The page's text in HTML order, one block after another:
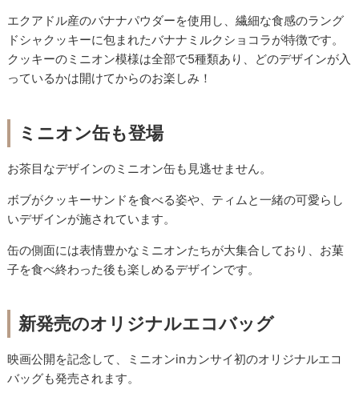
エクアドル産のバナナパウダーを使用し、繊細な食感のラング
ドシャクッキーに包まれたバナナミルクショコラが特徴です。
クッキーのミニオン模様は全部で5種類あり、どのデザインが入
っているかは開けてからのお楽しみ！
ミニオン缶も登場
お茶目なデザインのミニオン缶も見逃せません。
ボブがクッキーサンドを食べる姿や、ティムと一緒の可愛らし
いデザインが施されています。
缶の側面には表情豊かなミニオンたちが大集合しており、お菓
子を食べ終わった後も楽しめるデザインです。
新発売のオリジナルエコバッグ
映画公開を記念して、ミニオンinカンサイ初のオリジナルエコ
バッグも発売されます。